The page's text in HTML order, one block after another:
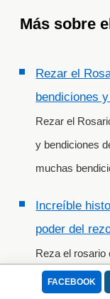
FACEBOOK
Más sobre
Rezar el
bendiciones
Rezar el
y bendiciones
muchas
Increíble
poder del
Reza el rosario
derrotar las